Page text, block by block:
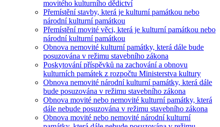
movitého kulturního dědictví
Přemístění stavby, která je kulturní památkou nebo
národní kulturní památkou
Přemístění movité věci, která je kulturní památkou nebo
národní kulturní památkou
Obnova nemovité kulturní památky, která dále bude
posuzována v režimu stavebního zákona
Poskytování příspěvků na zachování a obnovu
kulturních památek z rozpočtu Ministerstva kultury
Obnova nemovité národní kulturní památky, která dále
bude posuzována v režimu stavebního zákona
Obnova movité nebo nemovité kulturní památky, která
dále nebude posuzována v režimu stavebního zákona
Obnova movité nebo nemovité národní kulturní